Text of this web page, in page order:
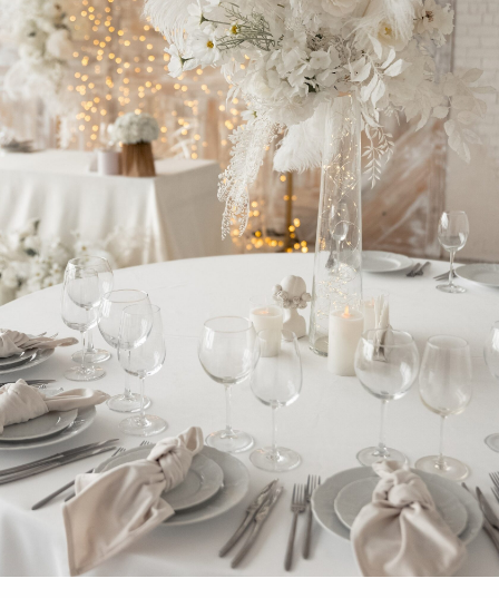
© 2016—2026 Сайт сети свадебных площадок «House for
Сайт не является публичной офертой и носит
информационный характер.
Политика обработки персональных данных
Написать в MAX:
House for Wedding
Написать в WhatsApp:
+7(964)777-84-74